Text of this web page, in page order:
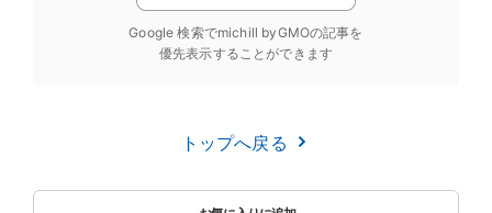
Google 検索でmichill byGMOの記事を
優先表示することができます
トップへ戻る